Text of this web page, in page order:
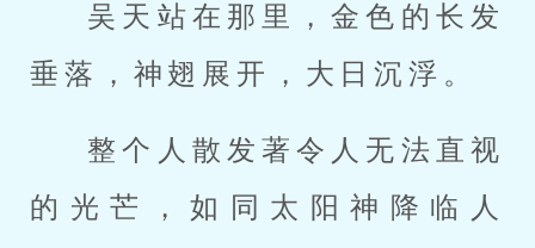
吴天站在那里，金色的长发
垂落，神翅展开，大日沉浮。
整个人散发著令人无法直视
的光芒，如同太阳神降临人